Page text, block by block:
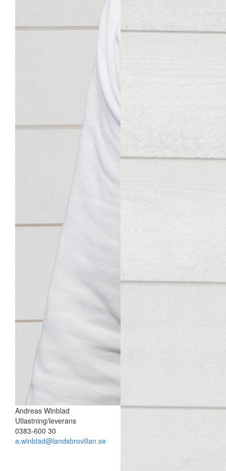
Andreas Winblad
Utlastning/leverans
0383-600 30
a.winblad@landsbrovillan.se